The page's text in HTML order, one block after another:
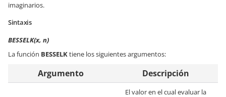
imaginarios.
Sintaxis
BESSELK(x, n)
La función BESSELKtiene los siguientes argumentos:
Argumento Descripción
El valor en el cual evaluar la